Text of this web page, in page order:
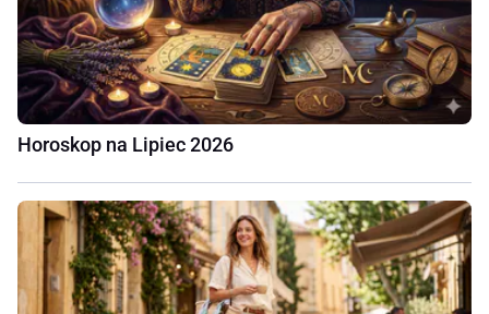
Horoskop na Lipiec 2026